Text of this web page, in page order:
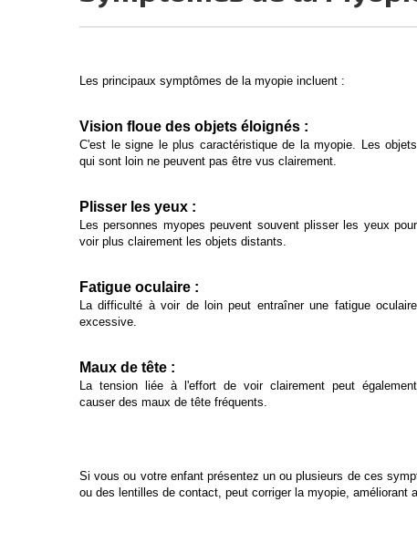
Les principaux symptômes de la myopie incluent :
Vision floue des objets éloignés :
C'est le signe le plus caractéristique de la myopie. Les objets
qui sont loin ne peuvent pas être vus clairement.
Plisser les yeux :
Les personnes myopes peuvent souvent plisser les yeux pour
voir plus clairement les objets distants.
Fatigue oculaire :
La difficulté à voir de loin peut entraîner une fatigue oculaire
excessive.
Maux de tête :
La tension liée à l'effort de voir clairement peut également
causer des maux de tête fréquents.
Si vous ou votre enfant présentez un ou plusieurs de ces
ou des lentilles de contact, peut corriger la myopie,